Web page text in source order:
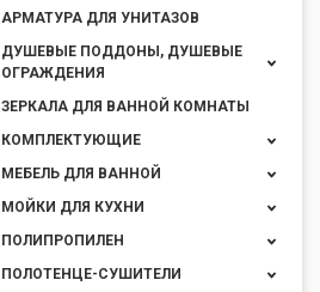
АРМАТУРА ДЛЯ УНИТАЗОВ
ДУШЕВЫЕ ПОДДОНЫ, ДУШЕВЫЕ
ОГРАЖДЕНИЯ
ЗЕРКАЛА ДЛЯ ВАННОЙ КОМНАТЫ
КОМПЛЕКТУЮЩИЕ
МЕБЕЛЬ ДЛЯ ВАННОЙ
МОЙКИ ДЛЯ КУХНИ
ПОЛИПРОПИЛЕН
ПОЛОТЕНЦЕ-СУШИТЕЛИ